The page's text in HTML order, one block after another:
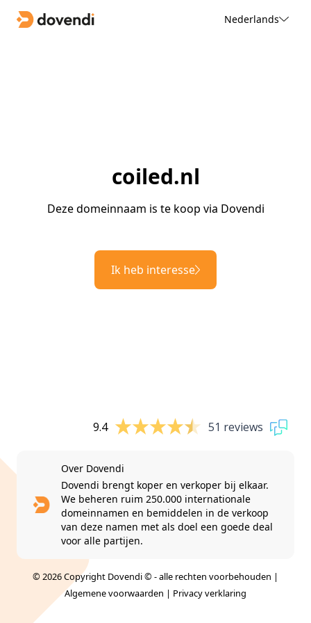
Nederlands
coiled.nl
Deze domeinnaam is te koop via Dovendi
Ik heb interesse
9.4 51 reviews
Over Dovendi
Dovendi brengt koper en verkoper bij elkaar.
We beheren ruim 250.000 internationale
domeinnamen en bemiddelen in de verkoop
van deze namen met als doel een goede deal
voor alle partijen.
© 2026 Copyright Dovendi © - alle rechten voorbehouden |
Algemene voorwaarden | Privacy verklaring